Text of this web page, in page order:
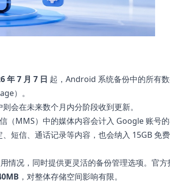
年 7 月 7 日 起，Android 系统备份中的所有
）。
会在未来数个月内分阶段收到更新。
（MMS）中的媒体内容会计入 Google 账号
短信、通话记录等内容，也会纳入 15GB 免
情况，同时提供更灵活的备份管理选项。官方
，对整体存储空间影响有限。